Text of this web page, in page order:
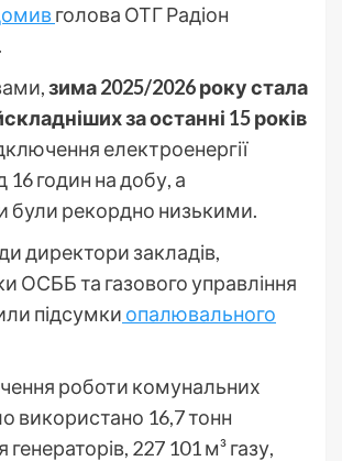
голова ОТГ Радіон
зима 2025/2026 року стала
за останні 15 років
електроенергії
16 годин на добу, а
були рекордно низькими.
директори закладів,
ОСББ та газового управління
підсумки опалювального
роботи комунальних
використано 16,7 тонн
227 101 м³ газу,